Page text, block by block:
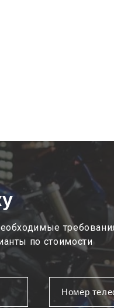
по стоимости